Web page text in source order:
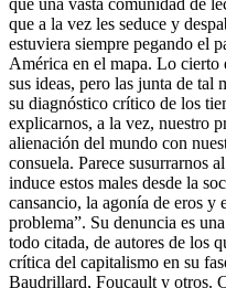
que a la vez les seduce y
estuviera siempre pegando el
América en el mapa. Lo cierto
sus ideas, pero las junta de tal
su diagnóstico crítico de los
explicarnos, a la vez, nuestro
alienación del mundo con
consuela. Parece susurrarnos
induce estos males desde la
cansancio, la agonía de eros y
problema”. Su denuncia es
todo citada, de autores de los
crítica del capitalismo en su
Baudrillard, Foucault y otros.